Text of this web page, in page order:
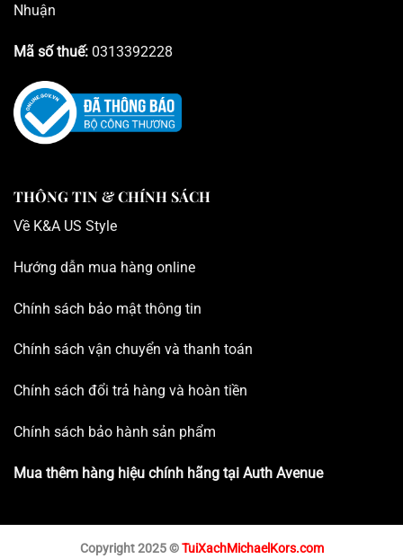
Nhuận
Mã số thuế: 0313392228
THÔNG TIN & CHÍNH SÁCH
Về K&A US Style
Hướng dẫn mua hàng online
Chính sách bảo mật thông tin
Chính sách vận chuyển và thanh toán
Chính sách đổi trả hàng và hoàn tiền
Chính sách bảo hành sản phẩm
Mua thêm hàng hiệu chính hãng tại Auth Avenue
Copyright 2025 ©TuiXachMichaelKors.com